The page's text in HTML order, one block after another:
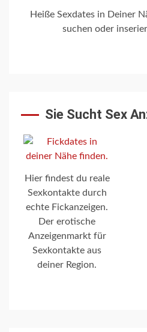
Heiße Sexdates in Deiner
suchen oder
Sie Sucht Sex
Hier findest du reale
Sexkontakte durch
echte Fickanzeigen.
Der erotische
Anzeigenmarkt für
Sexkontakte aus
deiner Region.